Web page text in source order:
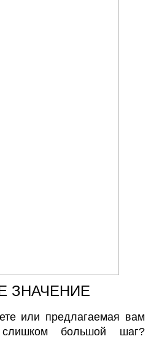
ЗНАЧЕНИЕ
или предлагаемая вам
большой шаг?